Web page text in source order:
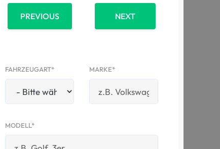
PREVIOUS NEXT
FAHRZEUGART* MARKE*
MODELL*